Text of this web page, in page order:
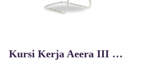
Kursi Kerja Aeera III Vcr